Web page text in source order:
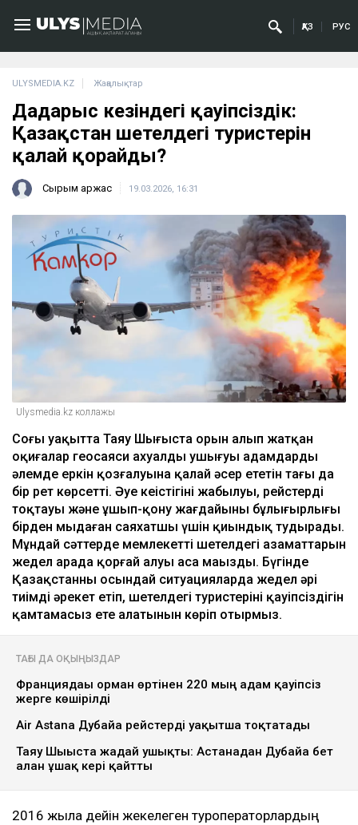
ҚАЗ РУС
ULYSMEDIA.KZ Жаңалықтар
Дағдарыс кезіндегі қауіпсіздік:
Қазақстан шетелдегі туристерін
қалай қорғайды?
Сырым Қаржас 19.03.2026, 16:31
Ulysmedia.kz коллажы
Соңғы уақытта Таяу Шығыста орын алып жатқан
оқиғалар геосаяси ахуалдың ушығуы адамдардың
әлемде еркін қозғалуына қалай әсер ететін тағы да
бір рет көрсетті. Әуе кеңістігінің жабылуы, рейстердің
тоқтауы және ұшып-қону жағдайының бұлыңғырлығы
бірден мыңдаған саяхатшы үшін қиындық тудырады.
Мұндай сәттерде мемлекеттің шетелдегі азаматтарын
жедел арада қорғай алуы аса маңызды. Бүгінде
Қазақстанның осындай ситуацияларда жедел әрі
тиімді әрекет етіп, шетелдегі туристерінің қауіпсіздігін
қамтамасыз ете алатынын көріп отырмыз.
ТАҒЫ ДА ОҚЫҢЫЗДАР
Франциядағы орман өртінен 220 мың адам қауіпсіз
жерге көшірілді
Air Astana Дубайға рейстерді уақытша тоқтатады
Таяу Шығыста жағдай ушықты: Астанадан Дубайға бет
алған ұшақ кері қайтты
2016 жылға дейін жекелеген туроператорлардың